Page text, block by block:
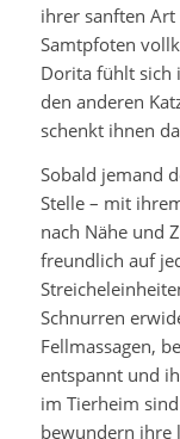
ihrer sanften
Samtpfoten
Dorita fühlt sich
den anderen
schenkt ihnen
Sobald jemand
Stelle – mit
nach Nähe und
freundlich auf
Schnurren
Fellmassagen,
entspannt und
im Tierheim
bewundern ihre